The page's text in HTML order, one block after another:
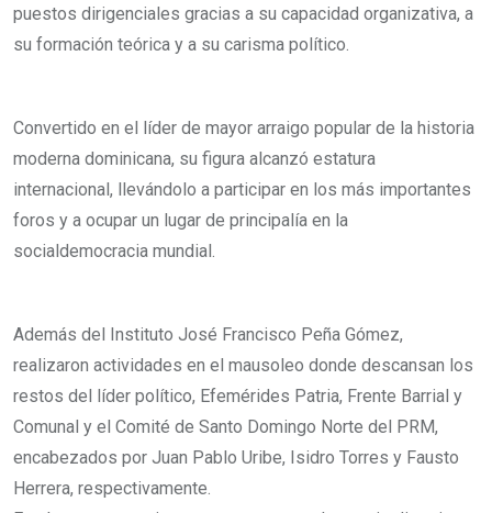
puestos dirigenciales gracias a su capacidad organizativa, a
su formación teórica y a su carisma político.
Convertido en el líder de mayor arraigo popular de la historia
moderna dominicana, su figura alcanzó estatura
internacional, llevándolo a participar en los más importantes
foros y a ocupar un lugar de principalía en la
socialdemocracia mundial.
Además del Instituto José Francisco Peña Gómez,
realizaron actividades en el mausoleo donde descansan los
restos del líder político, Efemérides Patria, Frente Barrial y
Comunal y el Comité de Santo Domingo Norte del PRM,
encabezados por Juan Pablo Uribe, Isidro Torres y Fausto
Herrera, respectivamente.